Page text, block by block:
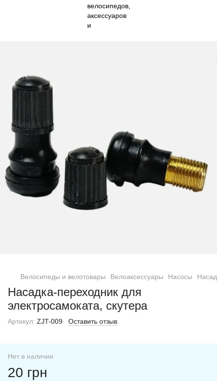
Велосипеды и велотовары Велоаксессуары Насосы
Насадка-переходник для
электросамоката, скутера
Артикул: ZJT-009 Оставить отзыв
Нет в наличии
20 грн